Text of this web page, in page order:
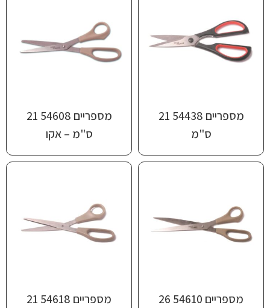
מספריים 54438 21
ס"מ
מספריים 54608 21
ס"מ – אקו
מספריים 54610 26
מספריים 54618 21